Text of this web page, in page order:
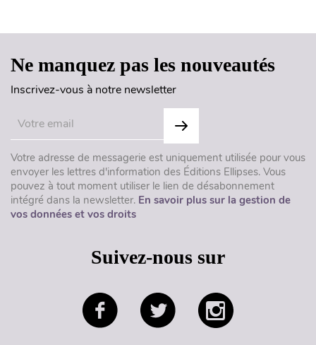
Ne manquez pas les nouveautés
Inscrivez-vous à notre newsletter
Votre adresse de messagerie est uniquement utilisée pour vous
envoyer les lettres d'information des Éditions Ellipses. Vous
pouvez à tout moment utiliser le lien de désabonnement
intégré dans la newsletter. En savoir plus sur la gestion de
vos données et vos droits
Suivez-nous sur